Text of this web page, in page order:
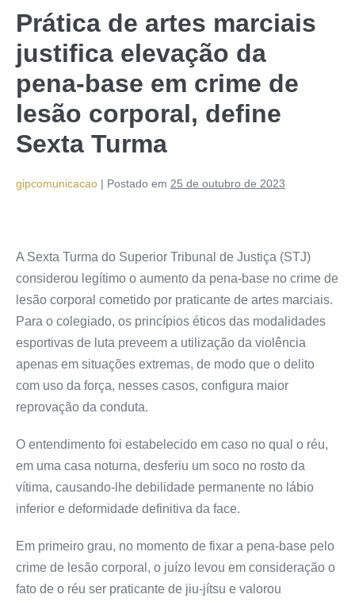
Prática de artes marciais
justifica elevação da
pena-base em crime de
lesão corporal, define
Sexta Turma
gipcomunicacao | Postado em 25 de outubro de 2023
A Sexta Turma do Superior Tribunal de Justiça (STJ)
considerou legítimo o aumento da pena-base no crime de
lesão corporal cometido por praticante de artes marciais.
Para o colegiado, os princípios éticos das modalidades
esportivas de luta preveem a utilização da violência
apenas em situações extremas, de modo que o delito
com uso da força, nesses casos, configura maior
reprovação da conduta.
O entendimento foi estabelecido em caso no qual o réu,
em uma casa noturna, desferiu um soco no rosto da
vítima, causando-lhe debilidade permanente no lábio
inferior e deformidade definitiva da face.
Em primeiro grau, no momento de fixar a pena-base pelo
crime de lesão corporal, o juízo levou em consideração o
fato de o réu ser praticante de jiu-jítsu e valorou